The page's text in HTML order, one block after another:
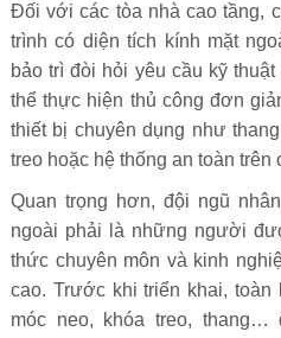
Đối với các tòa nhà cao tầng,
trình có diện tích kính mặt
bảo trì đòi hỏi yêu cầu kỹ
thể thực hiện thủ công đơn
thiết bị chuyên dụng như
treo hoặc hệ thống an toàn trên
Quan trọng hơn, đội ngũ
ngoài phải là những người
thức chuyên môn và kinh
cao. Trước khi triển khai,
móc neo, khóa treo,